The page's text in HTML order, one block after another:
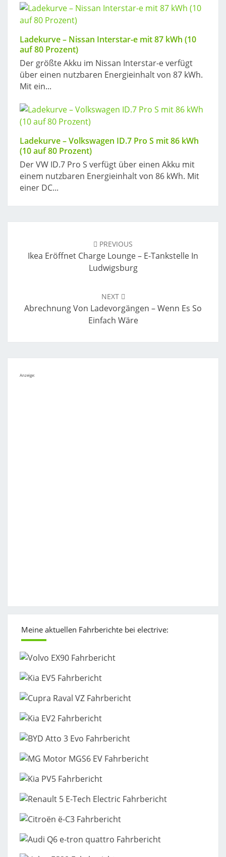
Ladekurve – Nissan Interstar-e mit 87 kWh (10
auf 80 Prozent)
Der größte Akku im Nissan Interstar-e verfügt
über einen nutzbaren Energieinhalt von 87 kWh.
Mit ein...
Ladekurve – Volkswagen ID.7 Pro S mit 86 kWh
(10 auf 80 Prozent)
Der VW ID.7 Pro S verfügt über einen Akku mit
einem nutzbaren Energieinhalt von 86 kWh. Mit
einer DC...
PREVIOUS
Ikea Eröffnet Charge Lounge – E-Tankstelle In
Ludwigsburg
NEXT
Abrechnung Von Ladevorgängen – Wenn Es So
Einfach Wäre
Anzeige:
Meine aktuellen Fahrberichte bei electrive: